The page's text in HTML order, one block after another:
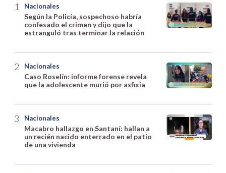
Nacionales
Según la Policía, sospechoso habría
confesado el crimen y dijo que la
estranguló tras terminar la relación
Nacionales
Caso Roselín: informe forense revela
que la adolescente murió por asfixia
Nacionales
Macabro hallazgo en Santaní: hallan a
un recién nacido enterrado en el patio
de una vivienda